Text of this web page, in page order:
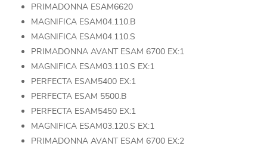
PRIMADONNA ESAM6620
MAGNIFICA ESAM04.110.B
MAGNIFICA ESAM04.110.S
PRIMADONNA AVANT ESAM 6700 EX:1
MAGNIFICA ESAM03.110.S EX:1
PERFECTA ESAM5400 EX:1
PERFECTA ESAM 5500.B
PERFECTA ESAM5450 EX:1
MAGNIFICA ESAM03.120.S EX:1
PRIMADONNA AVANT ESAM 6700 EX:2